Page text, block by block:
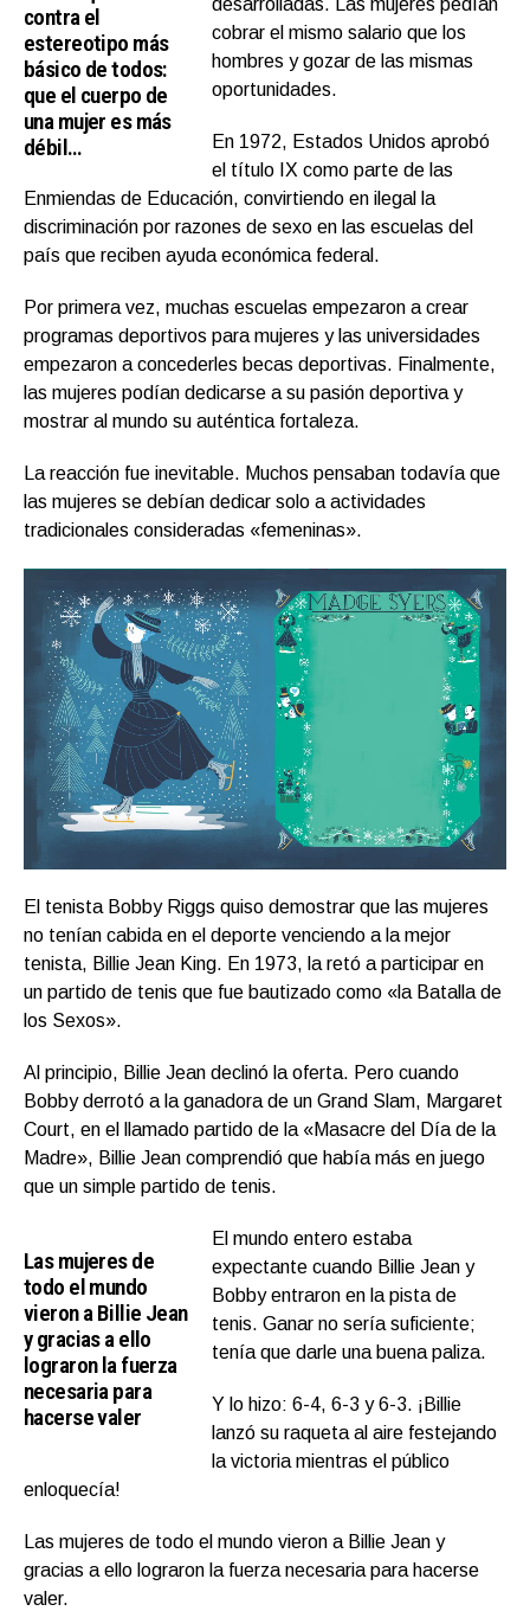
contra el
estereotipo más
básico de todos:
que el cuerpo de
una mujer es más
débil…
cobrar el mismo salario que los
hombres y gozar de las mismas
oportunidades.
En 1972, Estados Unidos aprobó
el título IX como parte de las
Enmiendas de Educación, convirtiendo en ilegal la
discriminación por razones de sexo en las escuelas del
país que reciben ayuda económica federal.
Por primera vez, muchas escuelas empezaron a crear
programas deportivos para mujeres y las universidades
empezaron a concederles becas deportivas. Finalmente,
las mujeres podían dedicarse a su pasión deportiva y
mostrar al mundo su auténtica fortaleza.
La reacción fue inevitable. Muchos pensaban todavía que
las mujeres se debían dedicar solo a actividades
tradicionales consideradas «femeninas».
El tenista Bobby Riggs quiso demostrar que las mujeres
no tenían cabida en el deporte venciendo a la mejor
tenista, Billie Jean King. En 1973, la retó a participar en
un partido de tenis que fue bautizado como «la Batalla de
los Sexos».
Al principio, Billie Jean declinó la oferta. Pero cuando
Bobby derrotó a la ganadora de un Grand Slam, Margaret
Court, en el llamado partido de la «Masacre del Día de la
Madre», Billie Jean comprendió que había más en juego
que un simple partido de tenis.
Las mujeres de
todo el mundo
vieron a Billie Jean
y gracias a ello
lograron la fuerza
necesaria para
hacerse valer
El mundo entero estaba
expectante cuando Billie Jean y
Bobby entraron en la pista de
tenis. Ganar no sería suficiente;
tenía que darle una buena paliza.
Y lo hizo: 6-4, 6-3 y 6-3. ¡Billie
lanzó su raqueta al aire festejando
la victoria mientras el público
enloquecía!
Las mujeres de todo el mundo vieron a Billie Jean y
gracias a ello lograron la fuerza necesaria para hacerse
valer.